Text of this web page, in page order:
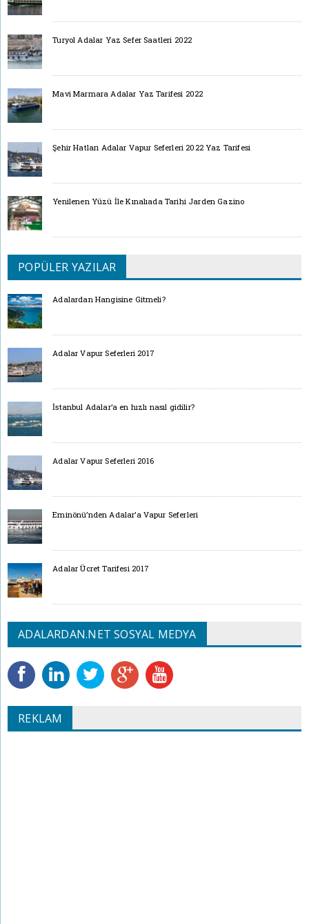
Turyol Adalar Yaz Sefer Saatleri 2022
Mavi Marmara Adalar Yaz Tarifesi 2022
Şehir Hatları Adalar Vapur Seferleri 2022 Yaz Tarifesi
Yenilenen Yüzü İle Kınalıada Tarihi Jarden Gazino
POPÜLER YAZILAR
Adalardan Hangisine Gitmeli?
Adalar Vapur Seferleri 2017
İstanbul Adalar’a en hızlı nasıl gidilir?
Adalar Vapur Seferleri 2016
Eminönü’nden Adalar’a Vapur Seferleri
Adalar Ücret Tarifesi 2017
ADALARDAN.NET SOSYAL MEDYA
REKLAM